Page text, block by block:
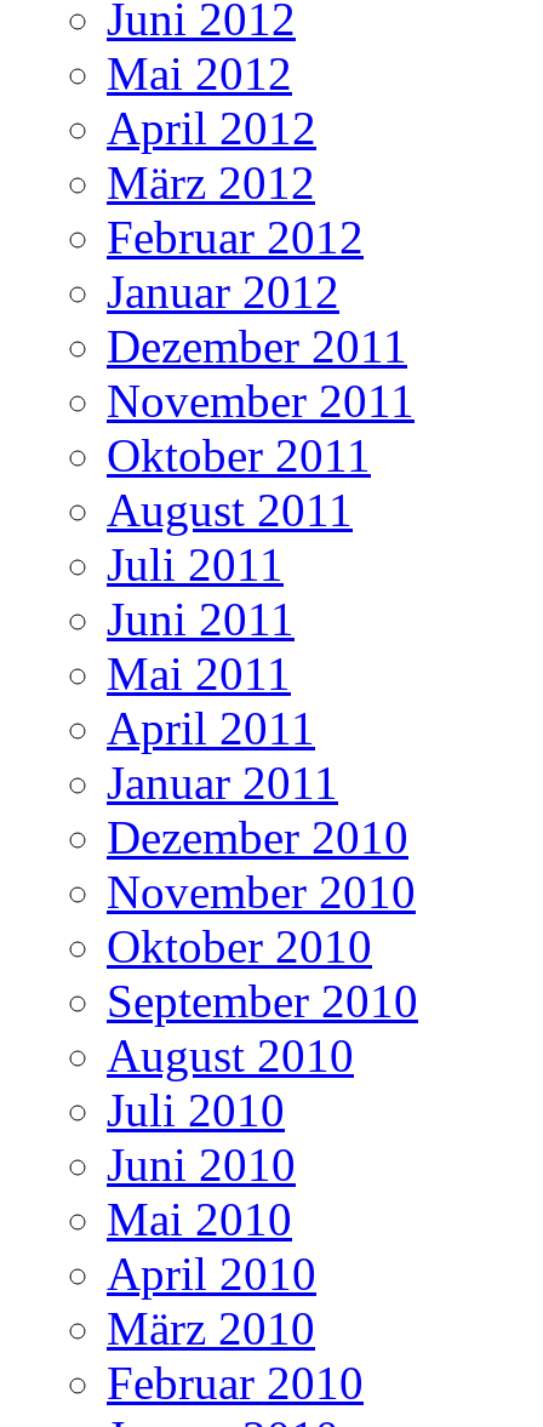
Juni 2012
Mai 2012
April 2012
März 2012
Februar 2012
Januar 2012
Dezember 2011
November 2011
Oktober 2011
August 2011
Juli 2011
Juni 2011
Mai 2011
April 2011
Januar 2011
Dezember 2010
November 2010
Oktober 2010
September 2010
August 2010
Juli 2010
Juni 2010
Mai 2010
April 2010
März 2010
Februar 2010